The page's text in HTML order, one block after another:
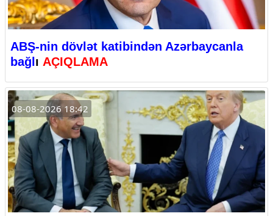
ABŞ-nin dövlət katibindən Azərbaycanla
bağl ı AÇIQLAMA
08-08-2026 18:42